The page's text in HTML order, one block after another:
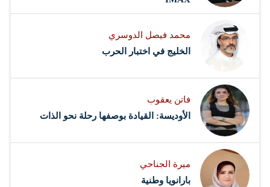
محمد فيصل الدوسري ​
‏الخليج في اختبار الحرب
فاتن يعقوب
الأوديسة: القيادة بوصفها رحلة نحو الذات
ميرة الجناحي
بارانويا وطنية